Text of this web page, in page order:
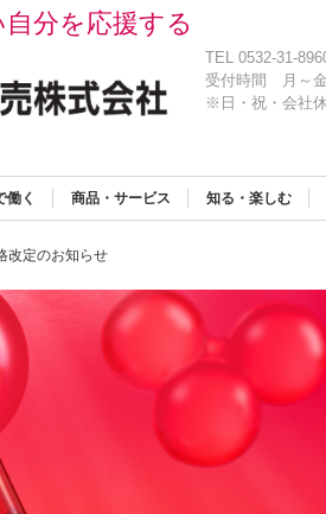
分を応援する
TEL 0532-31-
受付時間
月～
※日・祝・会社
働く 商品・サービス 知る・楽しむ
改定のお知らせ